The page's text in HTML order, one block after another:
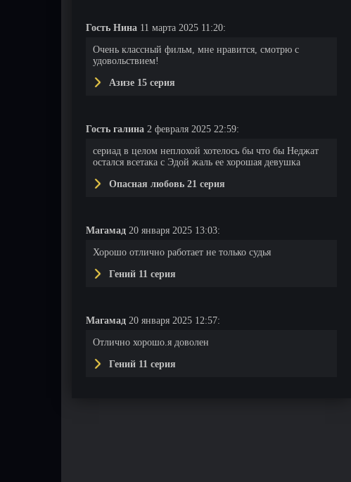
Гость Нина 11 марта 2025 11:20:
Очень классный фильм, мне нравится, смотрю с
удовольствием!
Азизе 15 серия
Гость галина 2 февраля 2025 22:59:
сериад в целом неплохой хотелось бы что бы Неджат
остался всетака с Эдой жаль ее хорошая девушка
Опасная любовь 21 серия
Магамад 20 января 2025 13:03:
Хорошо отлично работает не только судья
Гений 11 серия
Магамад 20 января 2025 12:57:
Отлично хорошо.я доволен
Гений 11 серия
15 серия